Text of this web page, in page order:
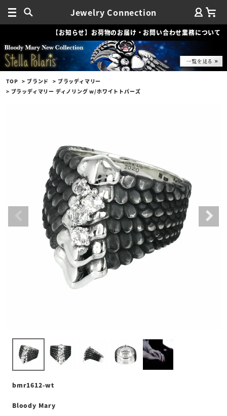
Jewelry Connection
【お知らせ】お荷物のお届け・お問い合わせ業務について
TOP ブランド
ブラッディマリー
ブラッディマリー ディノリング w/ホワイトトパーズ
bmr1612-wt
Bloody Mary